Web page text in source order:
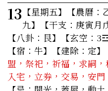
13 【星期五】
【農曆
九】【干支：庚寅月
【八卦：艮】【玄空：
【宿：牛】【建除：定】
盟，祭祀，祈福，求嗣
入宅，立券，交易，安門